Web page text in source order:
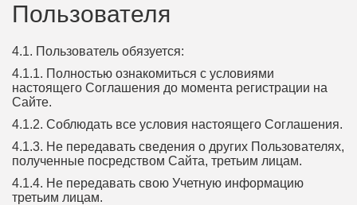
Пользователя
4.1. Пользователь обязуется:
4.1.1. Полностью ознакомиться с условиями
настоящего Соглашения до момента регистрации на
Сайте.
4.1.2. Соблюдать все условия настоящего Соглашения.
4.1.3. Не передавать сведения о других Пользователях,
полученные посредством Сайта, третьим лицам.
4.1.4. Не передавать свою Учетную информацию
третьим лицам.